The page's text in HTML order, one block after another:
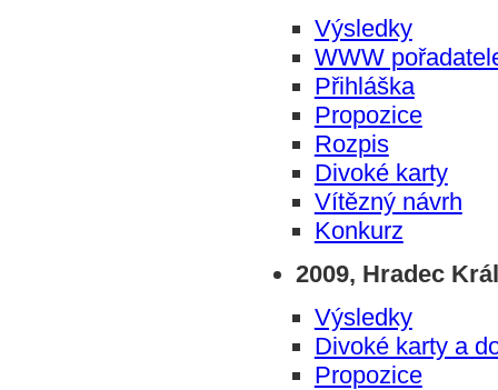
Výsledky
WWW
Přihláška
Propozice
Rozpis
Divoké karty
Vítězný návrh
Konkurz
2009, Hradec
Výsledky
Divoké karty a
Propozice